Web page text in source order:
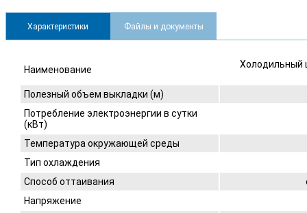
Характеристики Файлы и документы
Наименование Холодильный
Полезный объем выкладки (м)
Потребление электроэнергии в сутки
(кВт)
Температура окружающей среды
Тип охлаждения
Способ оттаивания
Напряжение